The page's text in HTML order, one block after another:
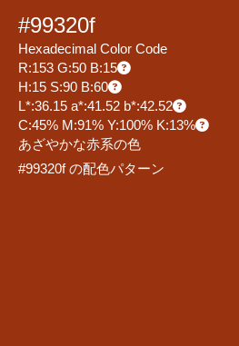
#99320f
Hexadecimal Color Code
R:153 G:50 B:15
H:15 S:90 B:60
L*:36.15 a*:41.52 b*:42.52
C:45% M:91% Y:100% K:13%
あざやかな赤系の色
#99320f の配色パターン